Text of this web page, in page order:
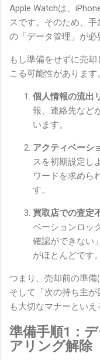
Apple Watchは、
スです。そのため、
の「データ管理」が必
もし準備をせずに売
こる可能性があります。
個人情報の流出
報、連絡先など
います。
アクティベーシ
スを初期設定し
ワードを求めら
す。
買取店での査定
ベーションロッ
確認ができない
がほとんどです。
つまり、売却前の準備
そして「次の持ち主
も大切なマナーといえ
準備手順1：
アリング解除